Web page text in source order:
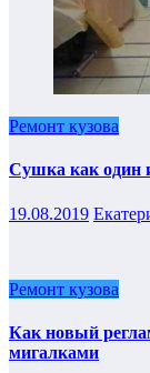
Ремонт кузова
Сушка как один
19.08.2019
Ремонт кузова
Как новый
мигалками